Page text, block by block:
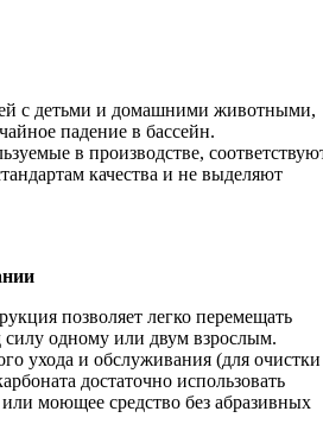
с детьми и домашними животными,
падение в бассейн.
в производстве,
качества и не выделяют
позволяет легко перемещать
силу одному или двум взрослым.
ухода и обслуживания (для очистки
достаточно использовать
моющее средство без абразивных